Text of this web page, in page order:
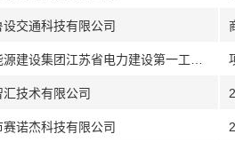
交通科技有限公司
技术有限公司
诺杰科技有限公司